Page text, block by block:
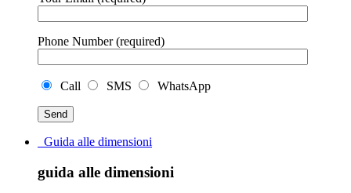
Phone Number (required)
Call SMS WhatsApp
Guida alle dimensioni
guida alle dimensioni